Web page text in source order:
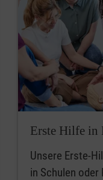
Erste Hilfe in
Unsere Erste-
in Schulen oder